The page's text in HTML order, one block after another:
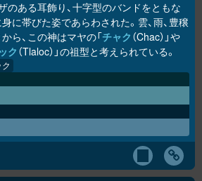
のある耳飾り、十字型のバンドをともな
に帯びた姿であらわされた。雲、雨、豊穣
ら、この神はマヤの「チャク （Chac）」や
ク（Tlaloc）」の祖型と考えられている。